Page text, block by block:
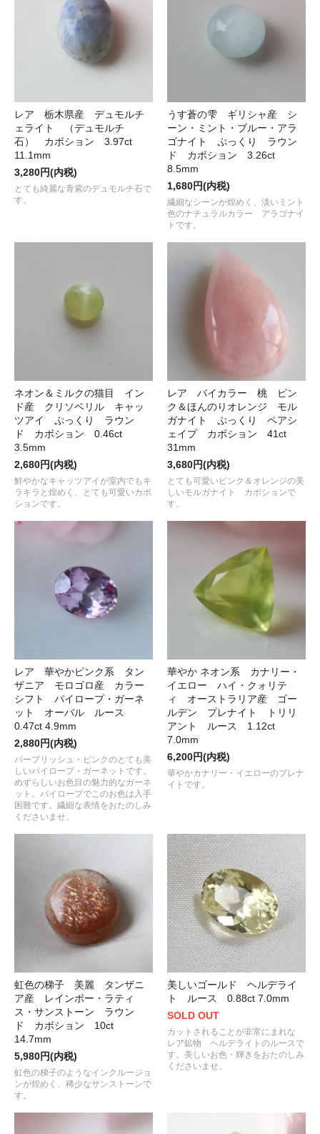
レア 栃木県産 デュモルチ
ェライト （デュモルチ
石） カボション 3.97ct
11.1mm
3,280円(内税)
とても綺麗な青紫のデュモルチ石で
す。
うす蒼の雫 ギリシャ産 シ
ーン・ミント・ブルー・アラ
ゴナイト ぷっくり ラウン
ド カボション 3.26ct
8.5mm
1,680円(内税)
繊細なシーンが煌めく、淡いミント
色のナチュラルカラー アラゴナイ
トです。
ネオン＆ミルクの猫目 イン
ド産 クリソベリル キャッ
ツアイ ぷっくり ラウン
ド カボション 0.46ct
3.5mm
2,680円(内税)
鮮やかなキャッツアイが室内でもキ
ラキラと煌めく、とても可愛いカボ
ションです。
レア バイカラー 桃 ピン
ク＆ほんのりオレンジ モル
ガナイト ぷっくり ペアシ
ェイプ カボション 41ct
31mm
3,680円(内税)
とても可愛いピンク＆オレンジの美
しいモルガナイト カボションで
す。
レア 華やかピンク系 タン
ザニア モロゴロ産 カラー
シフト パイロープ・ガーネ
ット オーバル ルース
0.47ct 4.9mm
2,880円(内税)
パープリッシュ・ピンクのとても美
しいパイロープ・ガーネットです。
めずらしいお色目の魅力的なガーネ
ット。パイロープでこのお色は入手
困難です。繊細な表情をおたのしみ
くださいませ。
華やか ネオン系 カナリー・
イエロー ハイ・クォリテ
ィ オーストラリア産 ゴー
ルデン プレナイト トリリ
アント ルース 1.12ct
7.0mm
6,200円(内税)
華やかカナリー・イエローのプレナ
イトです。
虹色の梯子 美麗 タンザニ
ア産 レインボー・ラティ
ス・サンストーン ラウン
ド カボション 10ct
14.7mm
5,980円(内税)
虹色の梯子のようなインクルージョ
ンが煌めく、稀少なサンストーンで
す。
美しいゴールド ヘルデライ
ト ルース 0.88ct 7.0mm
SOLD OUT
カットされることが非常にまれな
レア鉱物 ヘルデライトのルースで
す。美しいお色・輝きをおたのしみ
くださいませ。